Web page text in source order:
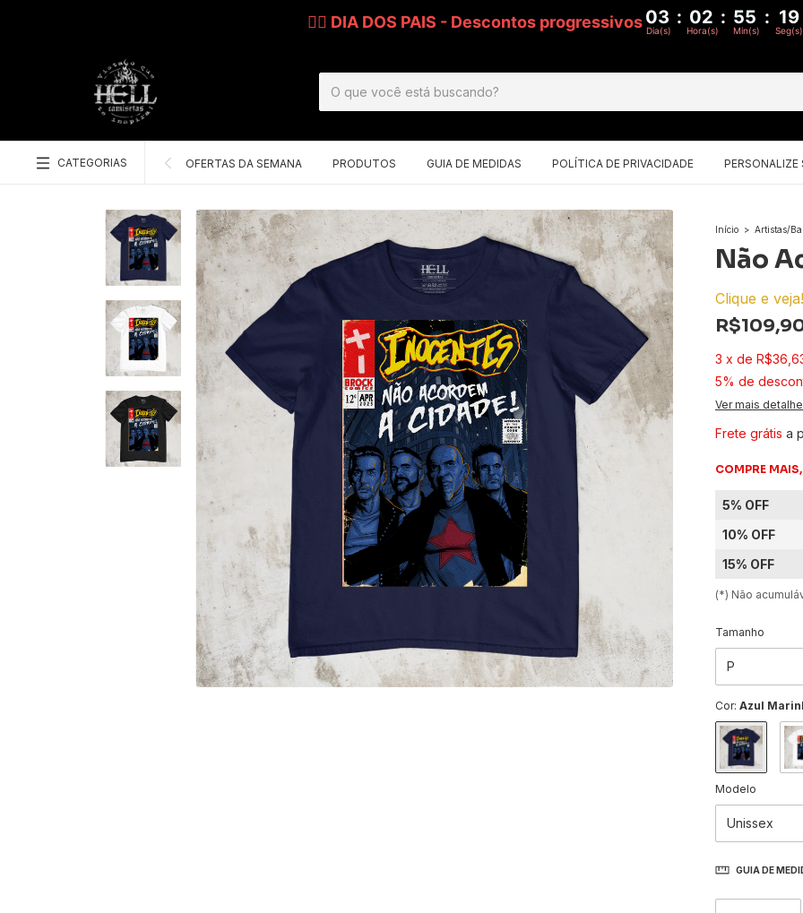
🧔‍♂️ DIA DOS PAIS - Descontos progressivos 03 : 02 : 55 : 18
Dia(s) Hora(s) Min(s) Seg(s)
CATEGORIAS OFERTAS DA SEMANA PRODUTOS GUIA DE MEDIDAS POLÍTICA DE PRIVACIDADE PERSONALIZE
Início > Artistas/
Não
Clique e veja!
3 x de
5% de
Ver mais
Frete grátis a
COMPRE
5% OFF
10% OFF
15% OFF
(*) Não
Tamanho
Cor: Azul
Modelo
GUIA DE